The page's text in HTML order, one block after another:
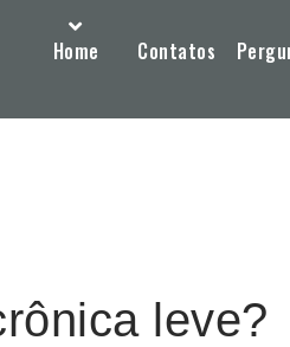
Home Contatos
leve?